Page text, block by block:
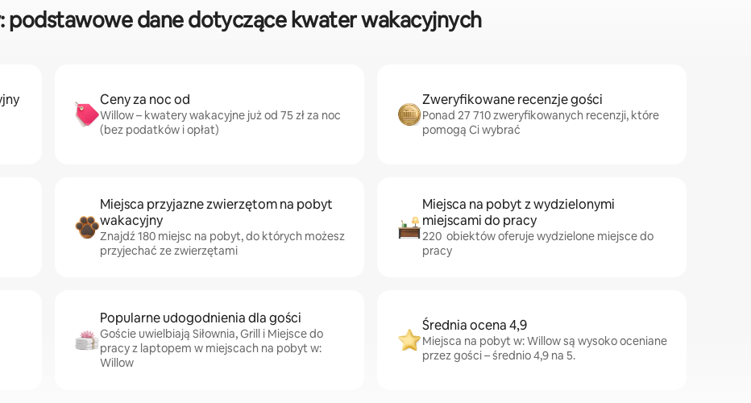
podstawowe dane dotyczące kwater wakacyjnych
Ceny za noc od
Willow – kwatery wakacyjne już od 75 zł za noc
(bez podatków i opłat)
Zweryfikowane recenzje gości
Ponad 27 710 zweryfikowanych recenzji, które
pomogą Ci wybrać
Miejsca przyjazne zwierzętom na pobyt
wakacyjny
Znajdź 180 miejsc na pobyt, do których możesz
przyjechać ze zwierzętami
Miejsca na pobyt z wydzielonymi
miejscami do pracy
220 obiektów oferuje wydzielone miejsce do
pracy
Popularne udogodnienia dla gości
Goście uwielbiają Siłownia, Grill i Miejsce do
pracy z laptopem w miejscach na pobyt w:
Willow
Średnia ocena 4,9
Miejsca na pobyt w: Willow są wysoko oceniane
przez gości – średnio 4,9 na 5.